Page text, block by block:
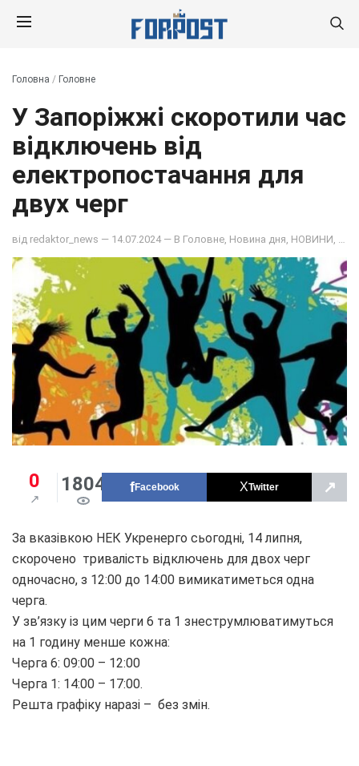
Головна / Головне
У Запоріжжі скоротили час
відключень від
електропостачання для
двух черг
від redaktor_news — 14.07.2024 — В Головне Новина дня НОВИНИ
0 1804 Facebook Twitter ↗
За вказівкою НЕК Укренерго сьогодні, 14 липня,
скорочено тривалість відключень для двох черг
одночасно, з 12:00 до 14:00 вимикатиметься одна
черга.
У зв’язку із цим черги 6 та 1 знеструмлюватимуться
на 1 годину менше кожна:
Черга 6: 09:00 – 12:00
Черга 1: 14:00 – 17:00.
Решта графіку наразі – без змін.